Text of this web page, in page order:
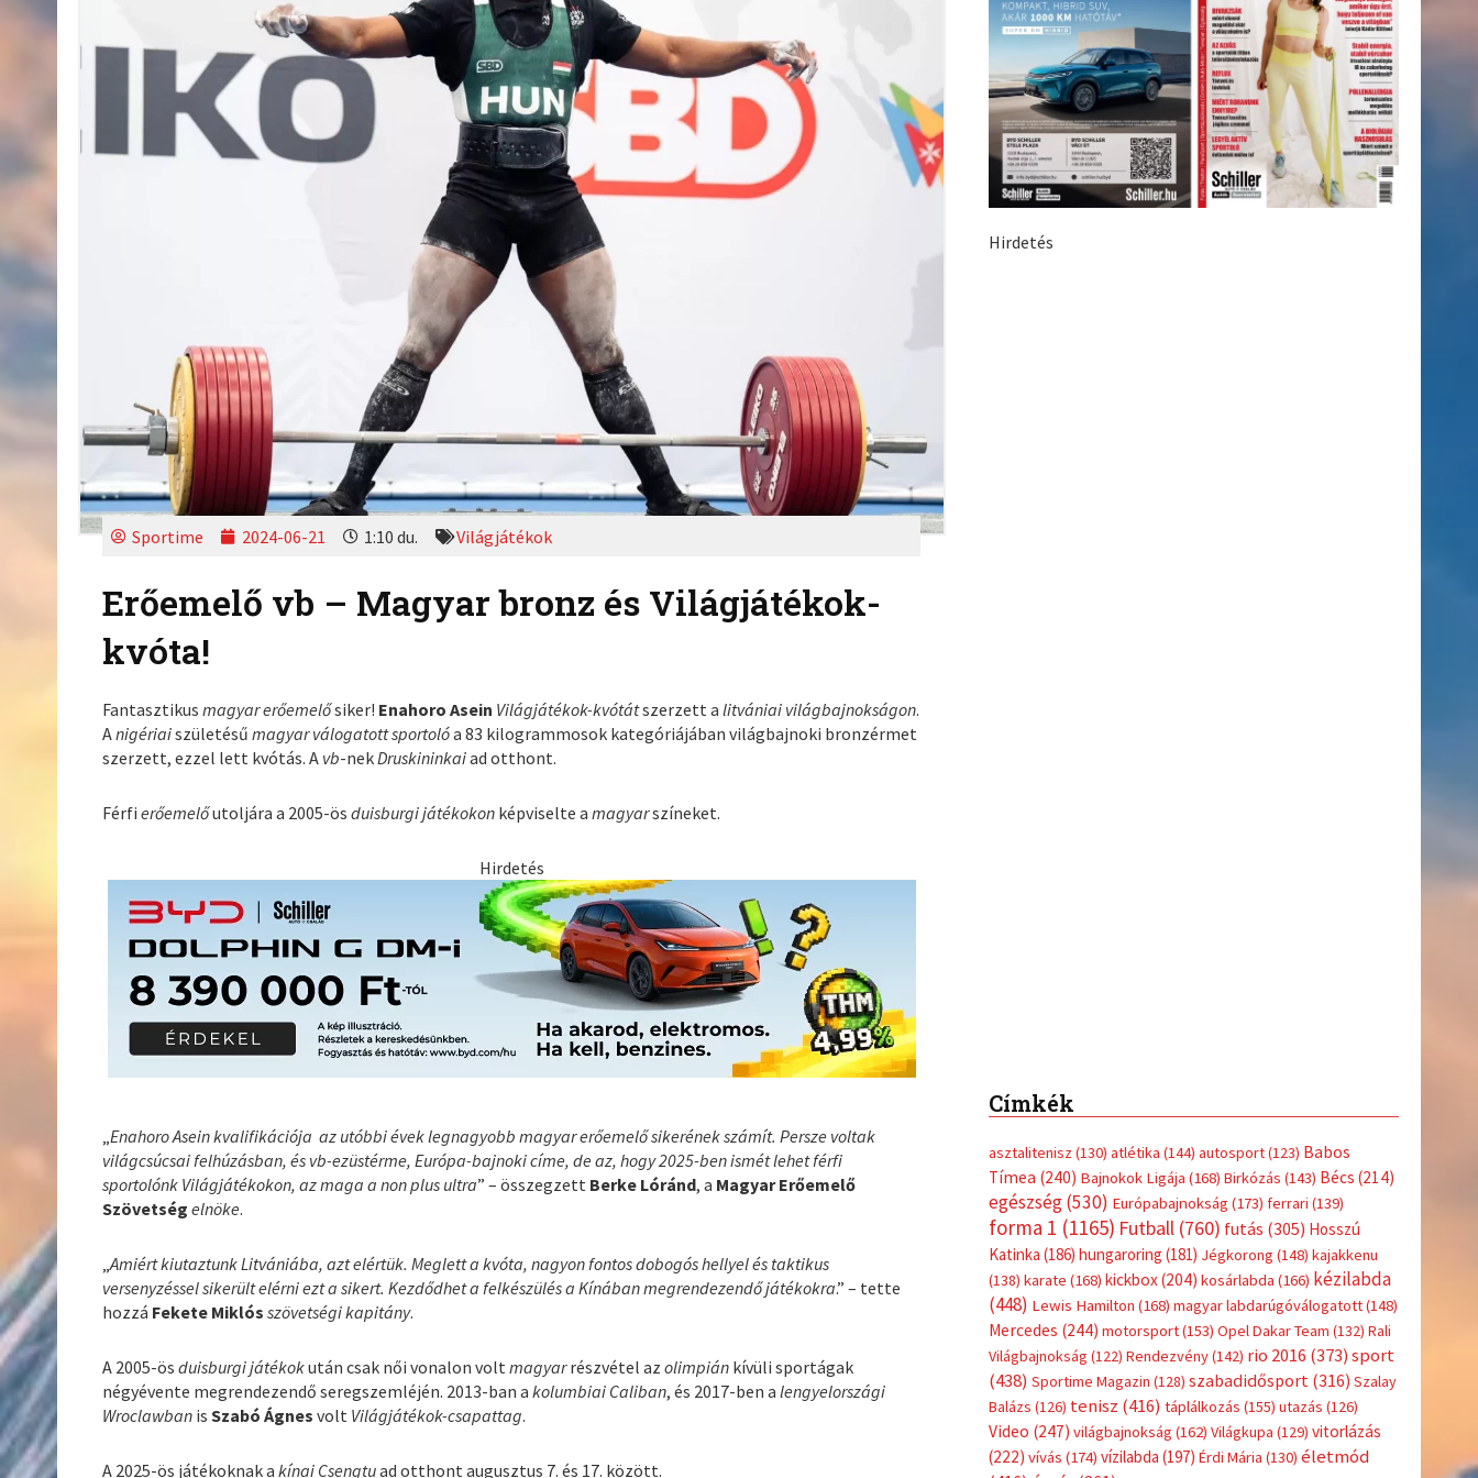
Sportime 2024-06-21 1:10 du. Világjátékok
Erőemelő vb – Magyar bronz és Világjátékok-
kvóta!
Fantasztikusmagyar erőemelősiker! Enahoro Asein Világjátékok-kvótátszerzett alitvániai világbajnokságon.
Anigériaiszületésűmagyar válogatott sportolóa 83 kilogrammosok kategóriájában világbajnoki bronzérmet
szerzett, ezzel lett kvótás. A vb-nekDruskininkaiad otthont.
Férfierőemelőutoljára a 2005-ösduisburgi játékokon képviselte amagyarszíneket.
Hirdetés
„Enahoro Asein kvalifikációja az utóbbi évek legnagyobb magyar erőemelő sikerének számít. Persze voltak
világcsúcsai felhúzásban, és vb-ezüstérme, Európa-bajnoki címe, de az, hogy 2025-ben ismét lehet férfi
sportolónk Világjátékokon, az maga a non plus ultra” – összegzett Berke Lóránd, a Magyar Erőemelő
Szövetségelnöke.
„Amiért kiutaztunk Litvániába, azt elértük. Meglett a kvóta, nagyon fontos dobogós hellyel és taktikus
versenyzéssel sikerült elérni ezt a sikert. Kezdődhet a felkészülés a Kínában megrendezendő játékokra.” – tette
hozzá Fekete Miklósszövetségi kapitány.
A 2005-ösduisburgi játékokután csak női vonalon voltmagyarrészvétel azolimpián kívüli sportágak
négyévente megrendezendő seregszemléjén. 2013-ban akolumbiai Caliban, és 2017-ben alengyelországi
Wroclawban isSzabó Ágnesvolt Világjátékok-csapattag.
A 2025-ös játékoknak akínai Csengtuad otthont augusztus 7. és 17. között.
Hirdetés
Címkék
asztalitenisz (130) atlétika (144) autosport(123) Babos
Tímea (240) Bajnokok Ligája (168) Birkózás (143) Bécs (214)
egészség(530) Európabajnokság (173) ferrari (139)
forma 1 (1165) Futball(760) futás (305) Hosszú
Katinka (186) hungaroring (181) Jégkorong (148) kajakkenu
(138) karate (168) kickbox(204) kosárlabda (166) kézilabda
(448) Lewis Hamilton (168) magyar labdarúgóválogatott(148)
Mercedes (244) motorsport(153) Opel Dakar Team (132) Rali
Világbajnokság (122) Rendezvény(142) rio 2016 (373) sport
(438) Sportime Magazin (128) szabadidősport (316) Szalay
Balázs (126) tenisz (416) táplálkozás (155) utazás (126)
Video (247) világbajnokság (162) Világkupa (129) vitorlázás
(222) vívás (174) vízilabda (197) Érdi Mária (130) életmód